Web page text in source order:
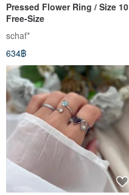
Pressed Flower Ring / Size 10
Free-Size
schaf*
634฿